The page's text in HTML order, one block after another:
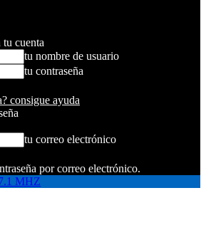
cuenta
tu nombre de usuario
tu contraseña
consigue ayuda
tu correo electrónico
por correo electrónico.
MHZ